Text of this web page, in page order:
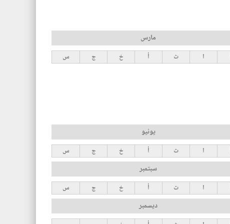
مارس
ا ث أ خ ج س
يونيو
ا ث أ خ ج س
سبتمبر
ا ث أ خ ج س
ديسمبر